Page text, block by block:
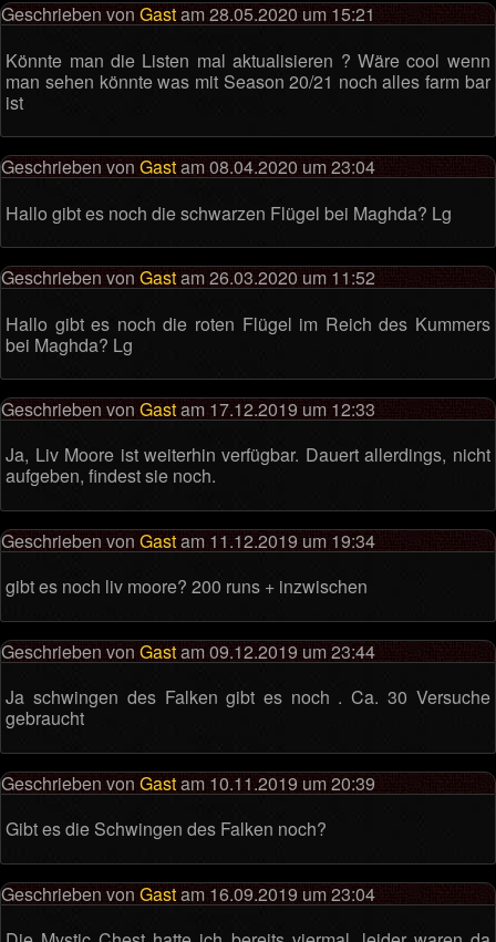
Geschrieben von Gastam 28.05.2020 um 15:21
Könnte man die Listen mal aktualisieren ? Wäre cool wenn
man sehen könnte was mit Season 20/21 noch alles farm bar
ist
Geschrieben von Gastam 08.04.2020 um 23:04
Hallo gibt es noch die schwarzen Flügel bei Maghda? Lg
Geschrieben von Gastam 26.03.2020 um 11:52
Hallo gibt es noch die roten Flügel im Reich des Kummers
bei Maghda? Lg
Geschrieben von Gastam 17.12.2019 um 12:33
Ja, Liv Moore ist weiterhin verfügbar. Dauert allerdings, nicht
aufgeben, findest sie noch.
Geschrieben von Gastam 11.12.2019 um 19:34
gibt es noch liv moore? 200 runs + inzwischen
Geschrieben von Gastam 09.12.2019 um 23:44
Ja schwingen des Falken gibt es noch . Ca. 30 Versuche
gebraucht
Geschrieben von Gastam 10.11.2019 um 20:39
Gibt es die Schwingen des Falken noch?
Geschrieben von Gastam 16.09.2019 um 23:04